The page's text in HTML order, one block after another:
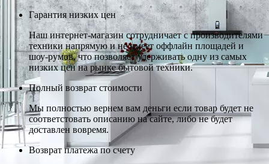
Гарантия низких цен
Наш интернет-магазин сотрудничает с производителями
техники напрямую и не имеет оффлайн площадей и
шоу-румов, что позволяет удерживать одну из самых
низких цен на рынке бытовой техники.
Полный возврат стоимости
Мы полностью вернем вам деньги если товар будет не
соответстовать описанию на сайте, либо не будет
доставлен вовремя.
Возврат платежа по счету